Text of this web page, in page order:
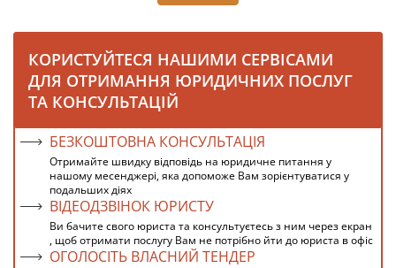
КОРИСТУЙТЕСЯ НАШИМИ СЕРВІСАМИ
ДЛЯ ОТРИМАННЯ ЮРИДИЧНИХ ПОСЛУГ
ТА КОНСУЛЬТАЦІЙ
БЕЗКОШТОВНА КОНСУЛЬТАЦІЯ
Отримайте швидку відповідь на юридичне питання у
нашому месенджері, яка допоможе Вам зорієнтуватися у
подальших діях
ВІДЕОДЗВІНОК ЮРИСТУ
Ви бачите свого юриста та консультуєтесь з ним через екран
, щоб отримати послугу Вам не потрібно йти до юриста в офіс
ОГОЛОСІТЬ ВЛАСНИЙ ТЕНДЕР